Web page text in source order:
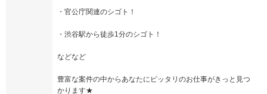
・官公庁関連のシゴト！
・渋谷駅から徒歩1分のシゴト！
などなど
豊富な案件の中からあなたにピッタリのお仕事がきっと見つ
かります★